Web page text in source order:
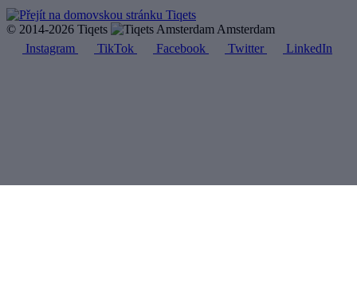
© 2014-2026 Tiqets
Amsterdam
Instagram
TikTok Facebook Twitter LinkedIn